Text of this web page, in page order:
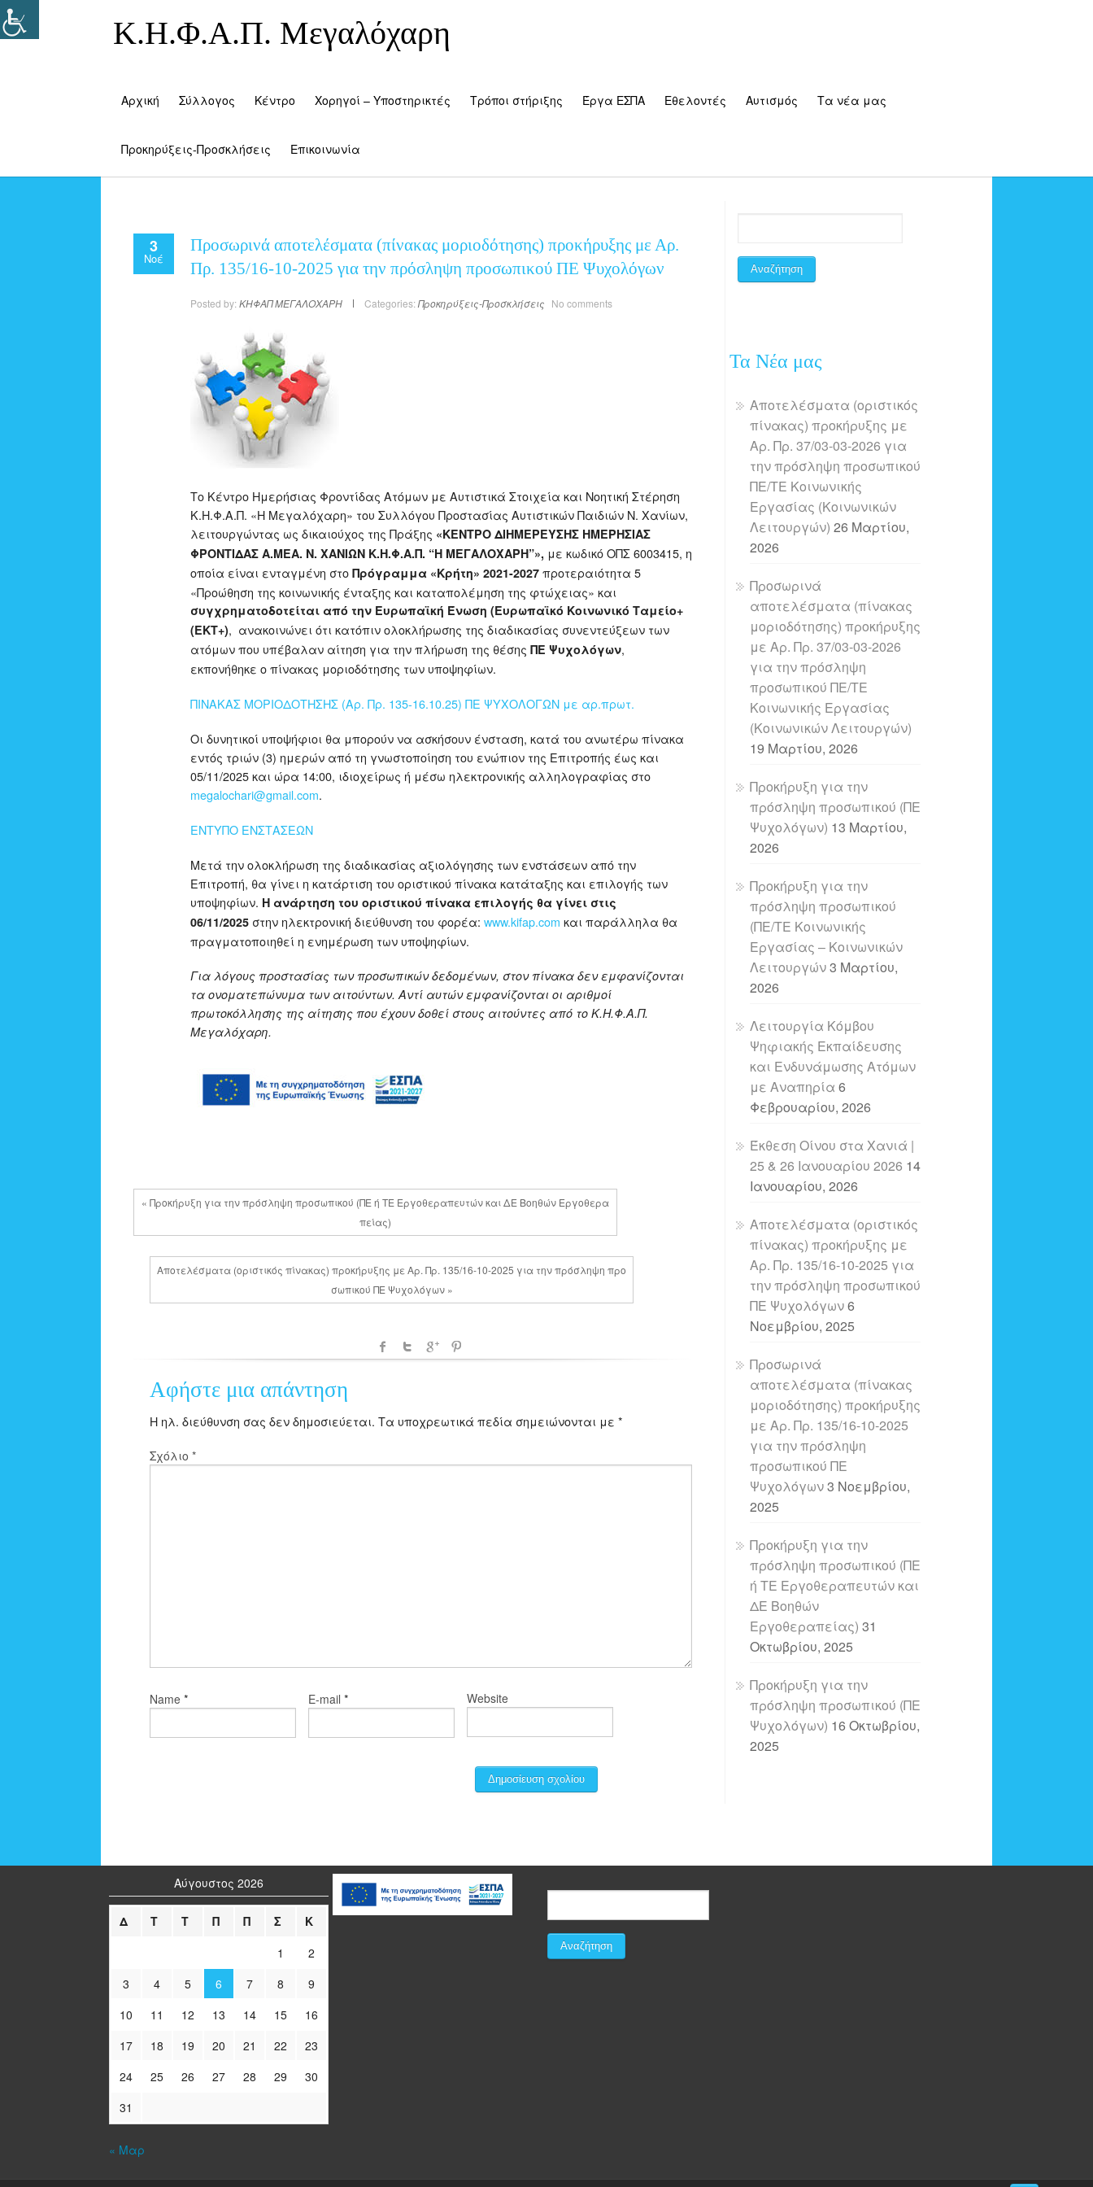
Κ.Η.Φ.Α.Π. Μεγαλόχαρη
Αρχική Σύλλογος Κέντρο Χορηγοί – Υποστηρικτές Τρόποι στήριξης Έργα ΕΣΠΑ Εθελοντές Αυτισμός Τα νέα μας
Προκηρύξεις-Προσκλήσεις Επικοινωνία
3
Νοέ
Προσωρινά αποτελέσματα (πίνακας μοριοδότησης) προκήρυξης με Αρ.
Πρ. 135/16-10-2025 για την πρόσληψη προσωπικού ΠΕ Ψυχολόγων
Posted by: ΚΗΦΑΠ ΜΕΓΑΛΟΧΑΡΗ Categories: Προκηρύξεις-Προσκλήσεις No comments
Το Κέντρο Ημερήσιας Φροντίδας Ατόμων με Αυτιστικά Στοιχεία και Νοητική Στέρηση
Κ.Η.Φ.Α.Π. «Η Μεγαλόχαρη» του Συλλόγου Προστασίας Αυτιστικών Παιδιών Ν. Χανίων,
λειτουργώντας ως δικαιούχος της Πράξης «ΚΕΝΤΡΟ ΔΙΗΜΕΡΕΥΣΗΣ ΗΜΕΡΗΣΙΑΣ
ΦΡΟΝΤΙΔΑΣ Α.ΜΕΑ. Ν. ΧΑΝΙΩΝ Κ.Η.Φ.Α.Π. “Η ΜΕΓΑΛΟΧΑΡΗ”», με κωδικό ΟΠΣ 6003415, η
οποία είναι ενταγμένη στο Πρόγραμμα «Κρήτη» 2021-2027 προτεραιότητα 5
«Προώθηση της κοινωνικής ένταξης και καταπολέμηση της φτώχειας» και
συγχρηματοδοτείται από την Ευρωπαϊκή Ένωση (Ευρωπαϊκό Κοινωνικό Ταμείο+
(ΕΚΤ+), ανακοινώνει ότι κατόπιν ολοκλήρωσης της διαδικασίας συνεντεύξεων των
ατόμων που υπέβαλαν αίτηση για την πλήρωση της θέσης ΠΕ Ψυχολόγων,
εκπονήθηκε ο πίνακας μοριοδότησης των υποψηφίων.
ΠΙΝΑΚΑΣ ΜΟΡΙΟΔΟΤΗΣΗΣ (Αρ. Πρ. 135-16.10.25) ΠΕ ΨΥΧΟΛΟΓΩΝ με αρ.πρωτ.
Οι δυνητικοί υποψήφιοι θα μπορούν να ασκήσουν ένσταση, κατά του ανωτέρω πίνακα
εντός τριών (3) ημερών από τη γνωστοποίηση του ενώπιον της Επιτροπής έως και
05/11/2025 και ώρα 14:00, ιδιοχείρως ή μέσω ηλεκτρονικής αλληλογραφίας στο
megalochari@gmail.com.
ΕΝΤΥΠΟ ΕΝΣΤΑΣΕΩΝ
Μετά την ολοκλήρωση της διαδικασίας αξιολόγησης των ενστάσεων από την
Επιτροπή, θα γίνει η κατάρτιση του οριστικού πίνακα κατάταξης και επιλογής των
υποψηφίων. Η ανάρτηση του οριστικού πίνακα επιλογής θα γίνει στις
06/11/2025 στην ηλεκτρονική διεύθυνση του φορέα: www.kifap.com και παράλληλα θα
πραγματοποιηθεί η ενημέρωση των υποψηφίων.
Για λόγους προστασίας των προσωπικών δεδομένων, στον πίνακα δεν εμφανίζονται
τα ονοματεπώνυμα των αιτούντων. Αντί αυτών εμφανίζονται οι αριθμοί
πρωτοκόλλησης της αίτησης που έχουν δοθεί στους αιτούντες από το Κ.Η.Φ.Α.Π.
Μεγαλόχαρη.
« Προκήρυξη για την πρόσληψη προσωπικού (ΠΕ ή ΤΕ Εργοθεραπευτών και ΔΕ Βοηθών Εργοθερα
πείας)
Αποτελέσματα (οριστικός πίνακας) προκήρυξης με Αρ. Πρ. 135/16-10-2025 για την πρόσληψη προ
σωπικού ΠΕ Ψυχολόγων »
Αφήστε μια απάντηση
Η ηλ. διεύθυνση σας δεν δημοσιεύεται. Τα υποχρεωτικά πεδία σημειώνονται με *
Σχόλιο *
Name * E-mail * Website
Τα Νέα μας
Αποτελέσματα (οριστικός
πίνακας) προκήρυξης με
Αρ. Πρ. 37/03-03-2026 για
την πρόσληψη προσωπικού
ΠΕ/ΤΕ Κοινωνικής
Εργασίας (Κοινωνικών
Λειτουργών) 26 Μαρτίου,
2026
Προσωρινά
αποτελέσματα (πίνακας
μοριοδότησης) προκήρυξης
με Αρ. Πρ. 37/03-03-2026
για την πρόσληψη
προσωπικού ΠΕ/ΤΕ
Κοινωνικής Εργασίας
(Κοινωνικών Λειτουργών)
19 Μαρτίου, 2026
Προκήρυξη για την
πρόσληψη προσωπικού (ΠΕ
Ψυχολόγων) 13 Μαρτίου,
2026
Προκήρυξη για την
πρόσληψη προσωπικού
(ΠΕ/ΤΕ Κοινωνικής
Εργασίας – Κοινωνικών
Λειτουργών3 Μαρτίου,
2026
Λειτουργία Κόμβου
Ψηφιακής Εκπαίδευσης
και Ενδυνάμωσης Ατόμων
με Αναπηρία 6
Φεβρουαρίου, 2026
Έκθεση Οίνου στα Χανιά |
25 & 26 Ιανουαρίου 2026 14
Ιανουαρίου, 2026
Αποτελέσματα (οριστικός
πίνακας) προκήρυξης με
Αρ. Πρ. 135/16-10-2025 για
την πρόσληψη προσωπικού
ΠΕ Ψυχολόγων6
Νοεμβρίου, 2025
Προσωρινά
αποτελέσματα (πίνακας
μοριοδότησης) προκήρυξης
με Αρ. Πρ. 135/16-10-2025
για την πρόσληψη
προσωπικού ΠΕ
Ψυχολόγων3 Νοεμβρίου,
2025
Προκήρυξη για την
πρόσληψη προσωπικού (ΠΕ
ή ΤΕ Εργοθεραπευτών και
ΔΕ Βοηθών
Εργοθεραπείας) 31
Οκτωβρίου, 2025
Προκήρυξη για την
πρόσληψη προσωπικού (ΠΕ
Ψυχολόγων) 16 Οκτωβρίου,
2025
Αύγουστος 2026
Δ Τ Τ Π Π Σ
Κ
1
2
3
4 5 6 7 8
9
10
11 12 13 14 15
16
17
18 19 20 21 22
23
24
25 26 27 28 29
30
31
« Μαρ